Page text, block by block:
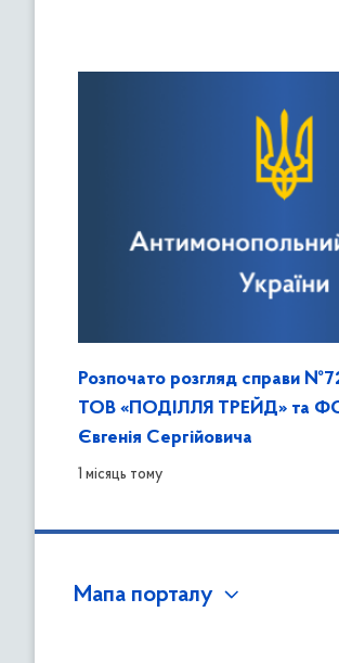
Розпочато розгляд справи
ТОВ «ПОДІЛЛЯ ТРЕЙД» та
Євгенія Сергійовича
1 місяць тому
Мапа порталу